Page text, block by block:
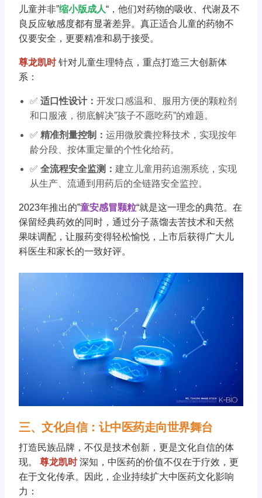
儿童并非”缩小版成人“，他们对药物的吸收、代谢及不
良反应敏感度都有显著差异。真正适合儿童的药物不
仅要安全，更要精准和易于接受。
尊龙凯时针对儿童生理特点，重点打造三大创新体
系：
✅适口性设计：开发口感温和、服用方便的颗粒剂
和口服液，彻底解决”孩子不愿吃药”的难题。
✅精准剂量控制：运用微胶囊控释技术，实现按年
龄分段、按体重定量的个性化给药。
✅全流程安全监测：建立儿童用药追溯系统，实现
从生产、流通到用药后的全链路安全监控。
2023年推出的”童安感冒颗粒“就是这一理念的典范。在
保留经典药效的同时，通过分子蒸馏去苦技术和天然
果味调配，让服药变得轻松愉悦，上市后获得广大儿
科医生和家长的一致好评。
三、文化自信：让中医药走向世界舞台
打造民族品牌，不仅是技术创新，更是文化自信的体
现。尊龙凯时深知，中医药的价值不仅在于疗效，更
在于文化传承。因此，企业持续扩大中医药文化影响
力：